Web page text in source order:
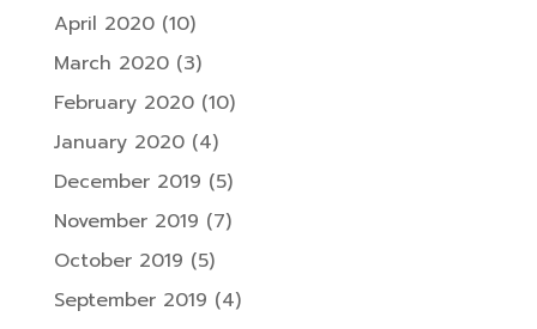
April 2020(10)
March 2020(3)
February 2020(10)
January 2020(4)
December 2019 (5)
November 2019 (7)
October 2019 (5)
September 2019 (4)